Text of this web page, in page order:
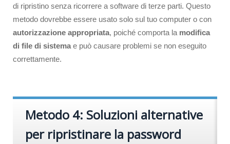
di ripristino senza ricorrere a software di terze parti. Questo
metodo dovrebbe essere usato solo sul tuo computer o con
autorizzazione appropriata, poiché comporta la modifica
di file di sistema e può causare problemi se non eseguito
correttamente.
Metodo 4: Soluzioni alternative
per ripristinare la password